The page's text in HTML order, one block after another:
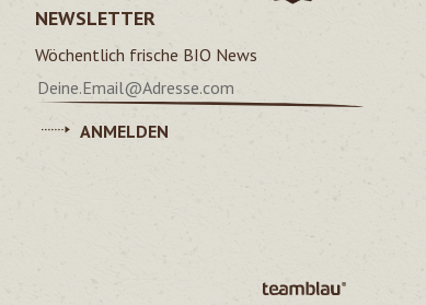
NEWSLETTER
Wöchentlich frische BIO News
ANMELDEN